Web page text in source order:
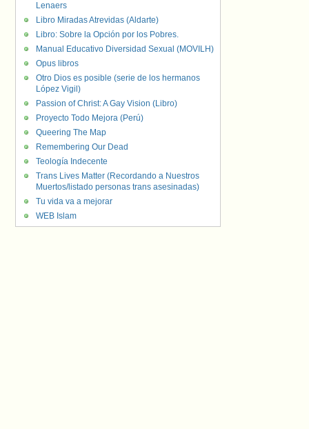
Lenaers
Libro Miradas Atrevidas (Aldarte)
Libro: Sobre la Opción por los Pobres.
Manual Educativo Diversidad Sexual (MOVILH)
Opus libros
Otro Dios es posible (serie de los hermanos
López Vigil)
Passion of Christ: A Gay Vision (Libro)
Proyecto Todo Mejora (Perú)
Queering The Map
Remembering Our Dead
Teología Indecente
Trans Lives Matter (Recordando a Nuestros
Muertos/listado personas trans asesinadas)
Tu vida va a mejorar
WEB Islam